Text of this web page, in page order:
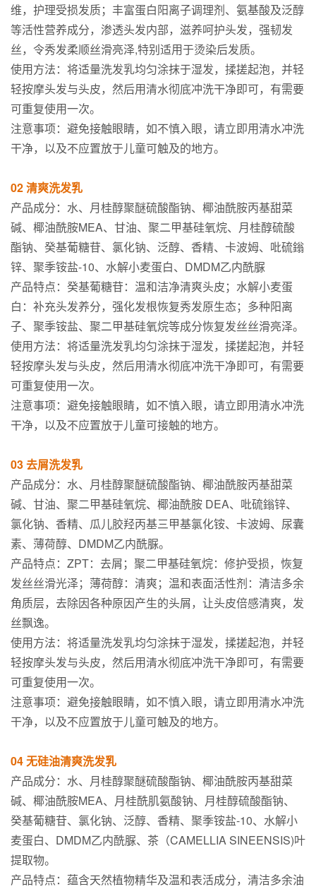
维，护理受损发质；丰富蛋白阳离子调理剂、氨基酸及泛醇
等活性营养成分，渗透头发内部，滋养呵护头发，强韧发
丝，令秀发柔顺丝滑亮泽,特别适用于烫染后发质。
使用方法：将适量洗发乳均匀涂抹于湿发，揉搓起泡，并轻
轻按摩头发与头皮，然后用清水彻底冲洗干净即可，有需要
可重复使用一次。
注意事项：避免接触眼睛，如不慎入眼，请立即用清水冲洗
干净，以及不应置放于儿童可触及的地方。
02 清爽洗发乳
产品成分：水、月桂醇聚醚硫酸酯钠、椰油酰胺丙基甜菜
碱、椰油酰胺MEA、甘油、聚二甲基硅氧烷、月桂醇硫酸
酯钠、癸基葡糖苷、氯化钠、泛醇、香精、卡波姆、吡硫鎓
锌、聚季铵盐-10、水解小麦蛋白、DMDM乙内酰脲
产品特点：癸基葡糖苷：温和洁净清爽头皮；水解小麦蛋
白：补充头发养分，强化发根恢复秀发原生态；多种阳离
子、聚季铵盐、聚二甲基硅氧烷等成分恢复发丝丝滑亮泽。
使用方法：将适量洗发乳均匀涂抹于湿发，揉搓起泡，并轻
轻按摩头发与头皮，然后用清水彻底冲洗干净即可，有需要
可重复使用一次。
注意事项：避免接触眼睛，如不慎入眼，请立即用清水冲洗
干净，以及不应置放于儿童可接触的地方。
03 去屑洗发乳
产品成分：水、月桂醇聚醚硫酸酯钠、椰油酰胺丙基甜菜
碱、甘油、聚二甲基硅氧烷、椰油酰胺 DEA、吡硫鎓锌、
氯化钠、香精、瓜儿胶羟丙基三甲基氯化铵、卡波姆、尿囊
素、薄荷醇、DMDM乙内酰脲。
产品特点：ZPT：去屑；聚二甲基硅氧烷：修护受损，恢复
发丝丝滑光泽；薄荷醇：清爽；温和表面活性剂：清洁多余
角质层，去除因各种原因产生的头屑，让头皮倍感清爽，发
丝飘逸。
使用方法：将适量洗发乳均匀涂抹于湿发，揉搓起泡，并轻
轻按摩头发与头皮，然后用清水彻底冲洗干净即可，有需要
可重复使用一次。
注意事项：避免接触眼睛，如不慎入眼，请立即用清水冲洗
干净，以及不应置放于儿童可触及的地方。
04 无硅油清爽洗发乳
产品成分：水、月桂醇聚醚硫酸酯钠、椰油酰胺丙基甜菜
碱、椰油酰胺MEA、月桂酰肌氨酸钠、月桂醇硫酸酯钠、
癸基葡糖苷、氯化钠、泛醇、香精、聚季铵盐-10、水解小
麦蛋白、DMDM乙内酰脲、茶（CAMELLIA SINEENSIS)叶
提取物。
产品特点：蕴含天然植物精华及温和表活成分，清洁多余油